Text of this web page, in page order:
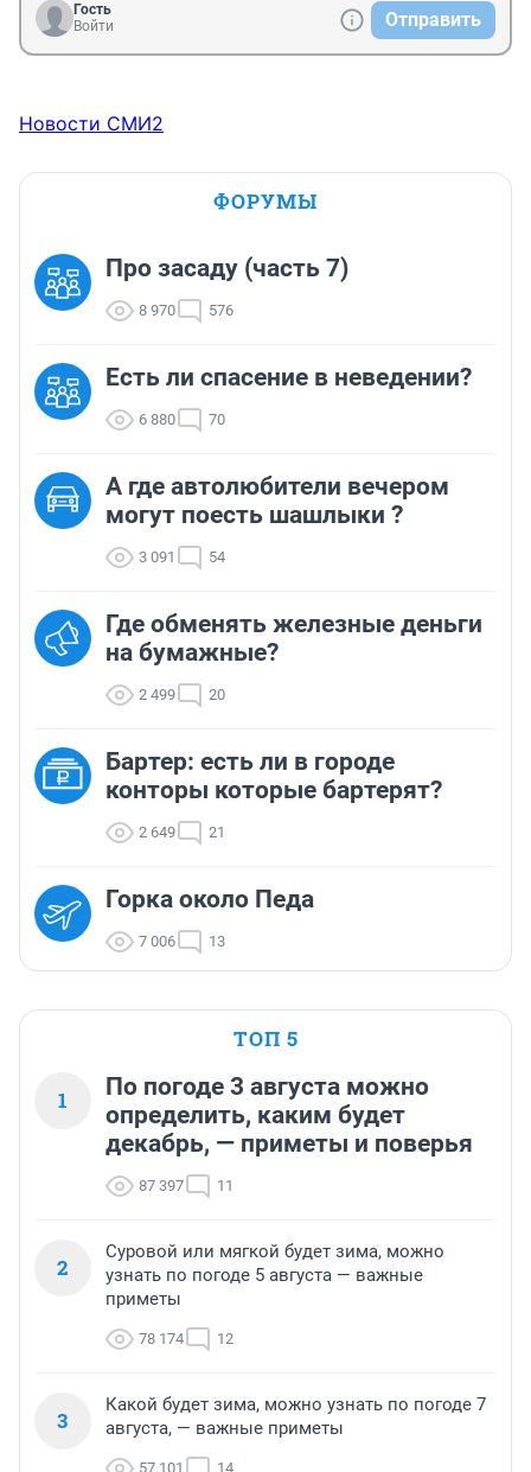
Гость
Войти
Отправить
Новости СМИ2
ФОРУМЫ
Про засаду (часть 7)
8 970 576
Есть ли спасение в неведении?
6 880 70
А где автолюбители вечером
могут поесть шашлыки ?
3 091 54
Где обменять железные деньги
на бумажные?
2 499 20
Бартер: есть ли в городе
конторы которые бартерят?
2 649 21
Горка около Педа
7 006 13
ТОП 5
1
По погоде 3 августа можно
определить, каким будет
декабрь, — приметы и поверья
87 397 11
2
Суровой или мягкой будет зима, можно
узнать по погоде 5 августа — важные
приметы
78 174 12
3
Какой будет зима, можно узнать по погоде 7
августа, — важные приметы
57 101 14